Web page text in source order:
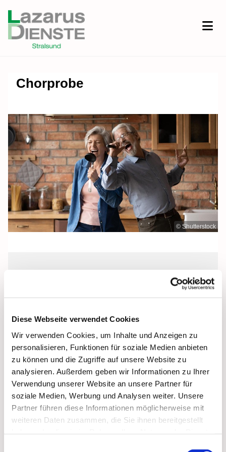
Diese Webseite verwendet Cookies
Wir verwenden Cookies, um Inhalte und Anzeigen zu
personalisieren, Funktionen für soziale Medien anbieten
zu können und die Zugriffe auf unsere Website zu
analysieren. Außerdem geben wir Informationen zu Ihrer
Verwendung unserer Website an unsere Partner für
soziale Medien, Werbung und Analysen weiter. Unsere
Partner führen diese Informationen möglicherweise mit
weiteren Daten zusammen, die Sie ihnen bereitgestellt
Chorprobe
© Shutterstock
Mittwoch, 16. September 2026, 19:15 -
21:45 Uhr
St. Josef, Stralsund, Jungfernstieg 3A,
18437 Stralsund